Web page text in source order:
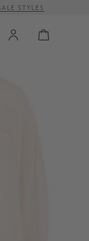
STYLES